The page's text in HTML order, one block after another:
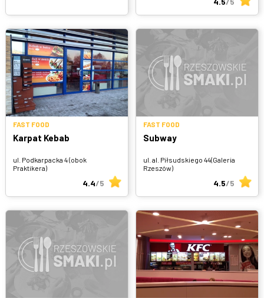
FAST FOOD
Karpat Kebab
ul. Podkarpacka 4 (obok
Praktikera)
4.4/5
FAST FOOD
Subway
ul. al. Piłsudskiego 44(Galeria
Rzeszów)
4.5/5